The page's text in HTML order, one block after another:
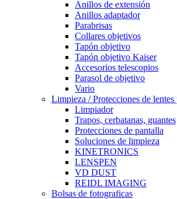
Anillos de extensión
Anillos adaptador
Parabrisas
Collares objetivos
Tapón objetivo
Tapón objetivo Kaiser
Accesorios telescopios
Parasol de objetivo
Vario
Limpieza / Protecciones de lentes
Limpiador
Trapos, cerbatanas, guantes
Protecciones de pantalla
Soluciones de limpieza
KINETRONICS
LENSPEN
VD DUST
REIDL IMAGING
Bolsas de fotograficas